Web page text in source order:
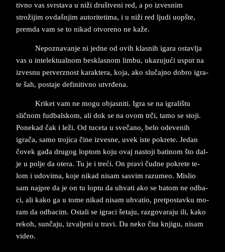
tiv­no vas svr­sta­va u niži društve­ni red, a po iz­ve­snim
strožijim ovdašnjim au­to­ri­te­ti­ma, i u niži red lju­di uop­šte,
prem­da vam se to ni­kad otvo­re­no ne kaže.
Ne­po­zna­van­je ni jed­ne od ovih kla­snih iga­ra ostav­lja
vas u in­te­lek­tu­al­nom bes­kla­snom lim­bu, uka­zu­jući us­put na
iz­ve­snu per­verz­nost ka­rak­te­ra, koja, ako slučajno do­bro igra­
te šah, po­sta­je definitiv­no utvrđena.
Kri­ket vam ne mogu ob­ja­sniti. Igra se na igra­li­štu
sličnom fud­bal­skom, ali dok se na ovom trči, tamo se sto­ji.
Po­ne­kad čak i leži. Od tu­ce­ta u svečano, belo ode­ve­nih
igrača, samo tro­ji­ca čine izvesne, uvek iste po­kre­te. Je­dan
čovek gađa dru­gog lop­tom koju ovaj na­sto­ji ba­ti­nom što dal­
je u polje da ote­ra. Tu je i treći. On pra­vi čudne po­kre­te te­
lom i udo­vi­ma, koje ni­kad ni­sam sa­svim razumeo. Mi­slio
sam naj­pre da je on tu lop­tu da uhva­ti ako se ba­tom ne od­ba­
ci, ali kako ga u tome nikad ni­sam uhva­tio, pret­po­stav­ku mo­
ram da od­ba­ci­m. Osta­li se igra­ci šeta­ju, raz­go­va­ra­ju ili, kako
re­koh, sunčaju, iz­va­lje­ni u tra­vi. Da neko čita knji­gu, ni­sam
vi­deo.